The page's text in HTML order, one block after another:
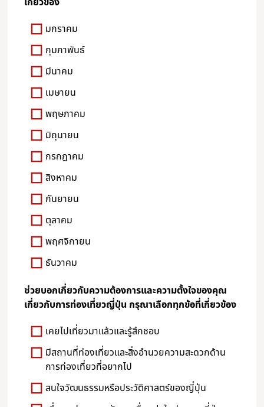
มกราคม
กุมภาพันธ์
มีนาคม
เมษายน
พฤษภาคม
มิถุนายน
กรกฎาคม
สิงหาคม
กันยายน
ตุลาคม
พฤศจิกายน
ธันวาคม
ช่วยบอกเกี่ยวกับความต้องการและความตั้งใจของคุณ
เกี่ยวกับการท่องเที่ยวญี่ปุ่น กรุณาเลือกทุกข้อที่เกี่ยวข้อง
เคยไปเที่ยวมาแล้วและรู้สึกชอบ
มีสถานที่ท่องเที่ยวและสิ่งอำนวยความสะดวกด้าน
การท่องเที่ยวที่อยากไป
สนใจวัฒนธรรมหรือประวัติศาสตร์ของญี่ปุ่น